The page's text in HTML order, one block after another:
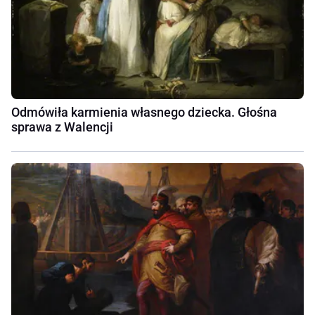
Odmówiła karmienia własnego dziecka. Głośna
sprawa z Walencji